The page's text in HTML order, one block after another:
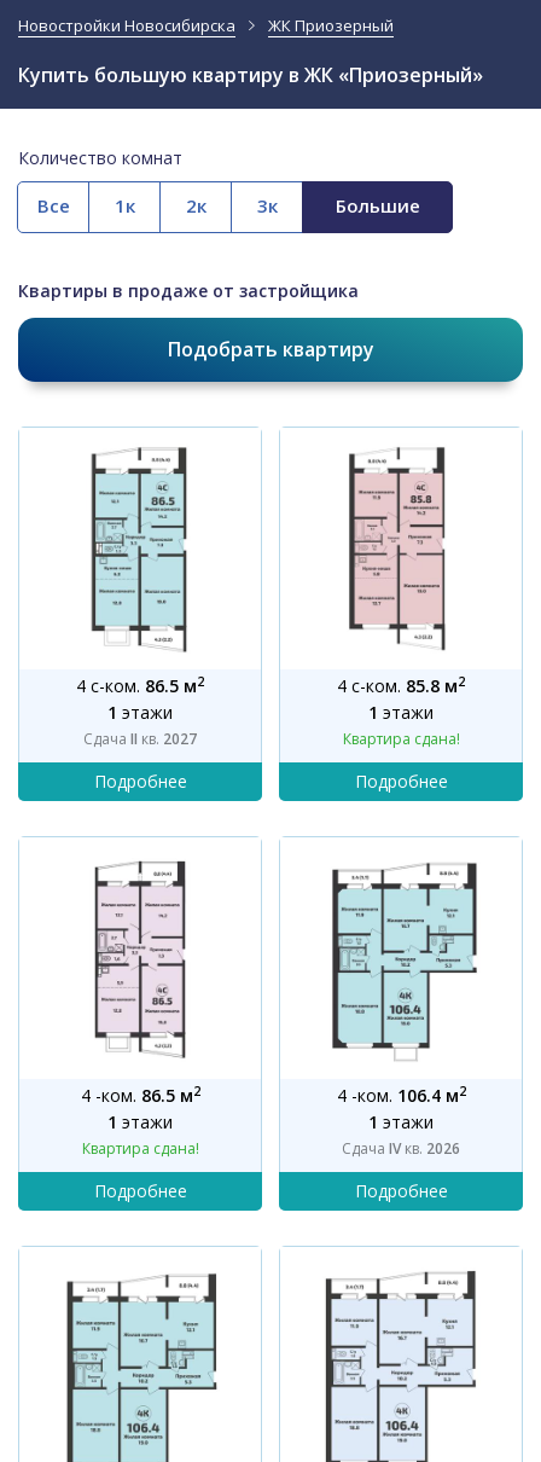
Новостройки Новосибирска ЖК Приозерный
Купить большую квартиру в ЖК «Приозерный»
Количество комнат
Все
Квартиры в продаже от застройщика
Подобрать квартиру
4 с-ком. 86.5 м2
1 этажи
Сдача II кв. 2027
4 с-ком. 85.8 м2
1 этажи
Квартира сдана!
4 -ком. 86.5 м2
1 этажи
Квартира сдана!
4 -ком. 106.4 м2
1 этажи
Сдача IVкв. 2026